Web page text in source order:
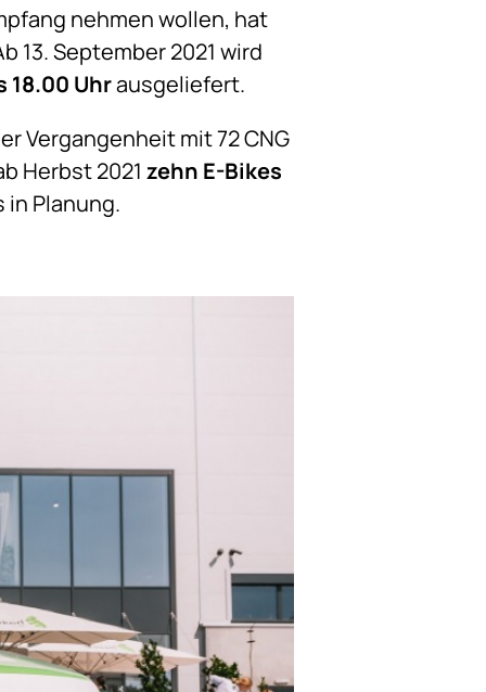
nehmen wollen, hat
13. September 2021 wird
18.00 Uhrausgeliefert.
Vergangenheit mit 72 CNG
Herbst 2021 zehn E-Bikes
Planung.